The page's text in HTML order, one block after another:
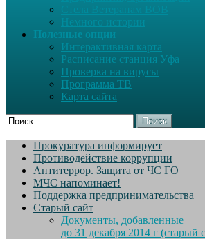
Немного истории
Полезные опции
Интерактивная карта
Расписание станция Уфа
Проверка на вирусы
Программа ТВ
Карта сайта
Поиск
Прокуратура информирует
Противодействие коррупции
Антитеррор. Защита от ЧС ГО
МЧС напоминает!
Поддержка предпринимательства
Старый сайт
Документы, добавленные
до 31 декабря 2014 г (старый